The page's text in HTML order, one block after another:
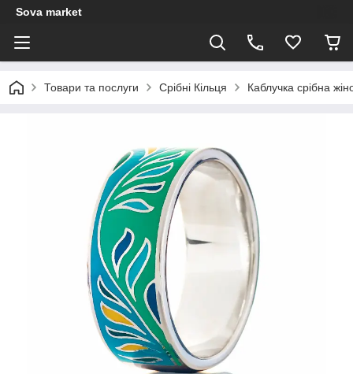
Sova market
Товари та послуги Срібні Кільця Каблучка срібна